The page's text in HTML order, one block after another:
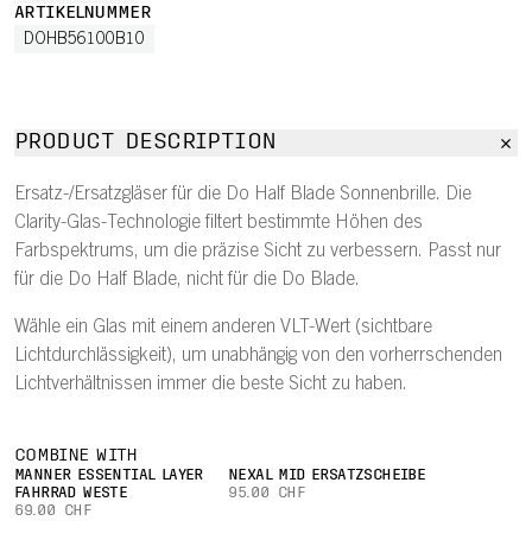
ARTIKELNUMMER
DOHB56100B10
PRODUCT DESCRIPTION
Ersatz-/Ersatzgläser für die Do Half Blade Sonnenbrille. Die
Clarity-Glas-Technologie filtert bestimmte Höhen des
Farbspektrums, um die präzise Sicht zu verbessern. Passt nur
für die Do Half Blade, nicht für die Do Blade.
Wähle ein Glas mit einem anderen VLT-Wert (sichtbare
Lichtdurchlässigkeit), um unabhängig von den vorherrschenden
Lichtverhältnissen immer die beste Sicht zu haben.
COMBINE WITH
MÄNNER ESSENTIAL LAYER
FAHRRAD WESTE
69.00 CHF
NEXAL MID ERSATZSCHEIBE
95.00 CHF